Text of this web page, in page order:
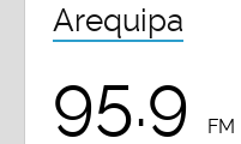
Arequipa
95.9 FM